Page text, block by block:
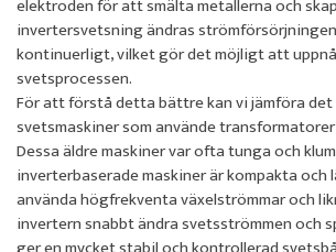
elektroden för att smälta metallerna och
invertersvetsning ändras
kontinuerligt, vilket gör det möjligt att
svetsprocessen.
För att förstå detta bättre kan vi jämföra det
svetsmaskiner som använde
Dessa äldre maskiner var ofta tunga och
inverterbaserade maskiner är kompakta och
använda högfrekventa växelströmmar och
invertern snabbt ändra svetsströmmen och